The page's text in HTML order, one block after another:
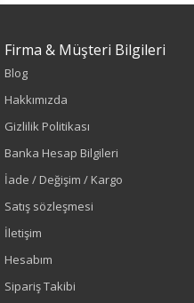
Renk
Sezon
İlkbahar-Yaz
Yaş Grubu
Firma & Müşteri Bilgileri
Blog
Hakkımızda
Gizlilik Politikası
Banka Hesap Bilgileri
İade / Değişim / Kargo
Satış sözleşmesi
İletişim
Hesabım
Sipariş Takibi